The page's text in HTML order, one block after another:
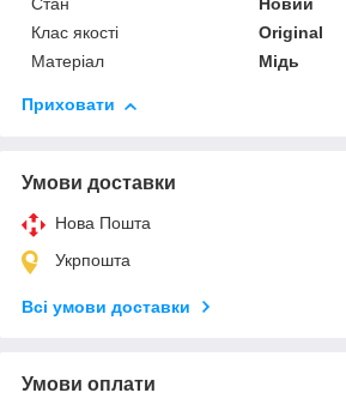
Стан
Новий
Клас якості
Original
Матеріал
Мідь
Приховати
Умови доставки
Нова Пошта
Укрпошта
Всі умови доставки
Умови оплати